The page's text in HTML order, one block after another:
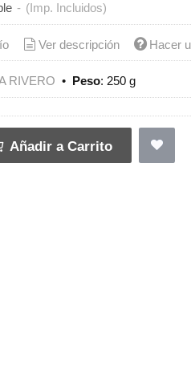
- (Imp. Incluidos)
Ver descripción Hacer
RIVERO • Peso: 250 g
Añadir a Carrito